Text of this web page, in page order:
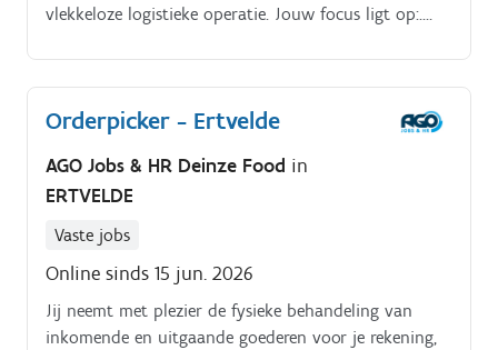
vlekkeloze logistieke operatie. Jouw focus ligt op:.
werkzaamheden (ervaring is essentieel) Bijdragen aan
een georganiseerd en vlot draaiend magazijn
Orderpicker - Ertvelde
AGO Jobs & HR Deinze Food in
ERTVELDE
Vaste jobs
Online sinds 15 jun. 2026
Jij neemt met plezier de fysieke behandeling van
inkomende en uitgaande goederen voor je rekening,